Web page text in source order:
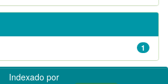
1
Indexado por